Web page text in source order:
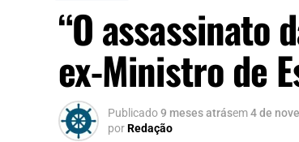
“O assassinato
ex-Ministro de
Publicado9 meses atrásem4 de
porRedação